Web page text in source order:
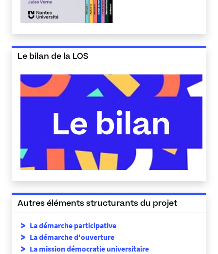
Le bilan de la LOS
Autres éléments structurants du projet
La démarche participative
La démarche d'ouverture
La mission démocratie universitaire